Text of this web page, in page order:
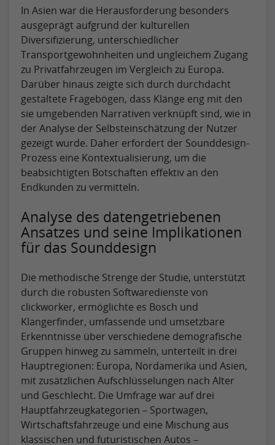
In Asien war die Herausforderung besonders
ausgeprägt aufgrund der kulturellen
Diversifizierung, unterschiedlicher
Transportgewohnheiten und ungleichem Zugang
zu Privatfahrzeugen im Vergleich zu Europa.
Darüber hinaus zeigte sich durch durchdacht
gestaltete Fragebögen, dass Klänge eng mit den
sie umgebenden Narrativen verknüpft sind, wie in
der Analyse der Selbsteinschätzung der Nutzer
gezeigt wurde. Daher erfordert der Sounddesign-
Prozess eine Kontextualisierung, um die
beabsichtigten Botschaften effektiv an den
Endkunden zu vermitteln.
Analyse des datengetriebenen
Ansatzes und seine Implikationen
für das Sounddesign
Die methodische Strenge der Studie, unterstützt
durch die robusten Softwaredienste von
clickworker, ermöglichte es Bosch und
Klangerfinder, umfassende und umsetzbare
Erkenntnisse über verschiedene demografische
Gruppen hinweg zu sammeln, unterteilt in drei
Hauptregionen: Europa, Nordamerika und Asien,
mit zusätzlichen Aufschlüsselungen nach Alter
und Geschlecht. Die Umfrage war auf drei
Hauptfahrzeugkategorien – Sportwagen,
Wirtschaftsfahrzeuge und eine Mischung aus
klassischen und futuristischen Autos –